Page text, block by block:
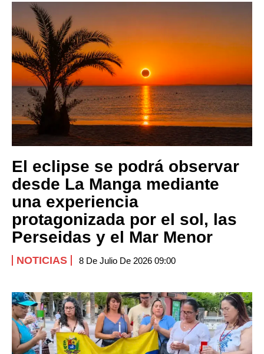
El eclipse se podrá observar
desde La Manga mediante
una experiencia
protagonizada por el sol, las
Perseidas y el Mar Menor
NOTICIAS 8 De Julio De 2026 09:00